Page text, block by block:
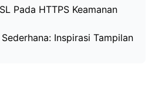
Pada HTTPS Keamanan
Inspirasi Tampilan